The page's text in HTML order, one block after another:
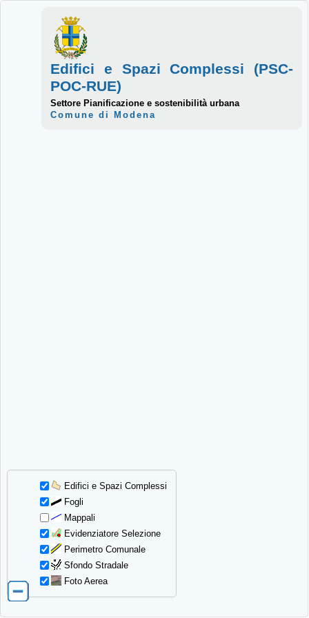
Edifici e Spazi Complessi
Fogli
Mappali
Evidenziatore Selezione
Perimetro Comunale
Sfondo Stradale
Foto Aerea
Edifici e Spazi Complessi (PSC-
POC-RUE)
Settore Pianificazione e sostenibilità urbana
Comune di Modena